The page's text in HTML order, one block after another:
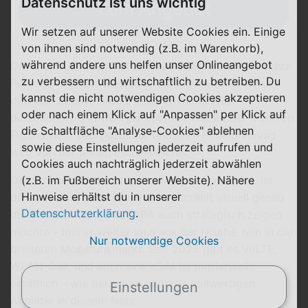
Zum Angebot
Der Claim „Einfach viel drin für wenig Geld“ und echte
Personen auf der Startseite verändern den Eindruck
deutlich. LEBARA wirkt dadurch menschlich-
persönlicher und weniger abstrakt als mit der früheren
Figurenwelt. Das passt zur breiteren Positionierung
weg von der reinen Ethno-Nische.
Ob die Marke dadurch unverwechselbarer wird, ist
offen. Klar ist aber: Der Refresh erzählt visuell genau
die Geschichte, die LEBARA auch strategisch zeigen
breiteren Mobilfunkmarkt. Seit 2025 gibt es VoLTE,
WLAN-Call, und auch eine eSIM ist mittlerweile
erhältlich – wie bei einem anderen vollwertigen
Anbieter in diesem Netz.
Wir setzen auf unserer Website Cookies ein. Einige
von ihnen sind notwendig (z.B. im Warenkorb),
während andere uns helfen unser Onlineangebot
zu verbessern und wirtschaftlich zu betreiben. Du
kannst die nicht notwendigen Cookies akzeptieren
oder nach einem Klick auf "Anpassen" per Klick auf
die Schaltfläche "Analyse-Cookies" ablehnen
sowie diese Einstellungen jederzeit aufrufen und
Cookies auch nachträglich jederzeit abwählen
(z.B. im Fußbereich unserer Website). Nähere
Hinweise erhältst du in unserer
Datenschutzerklärung.
Nur notwendige Cookies
Einstellungen